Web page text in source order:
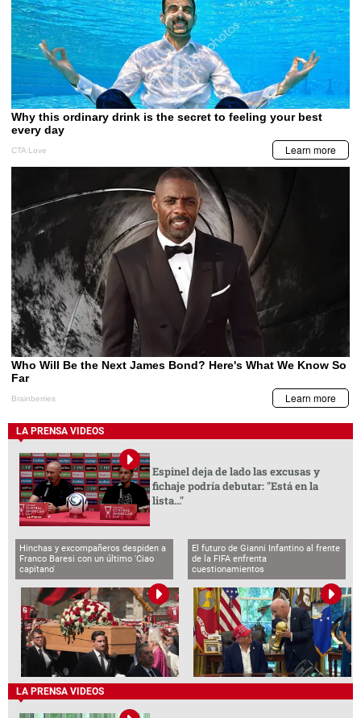
LA PRENSA VIDEOS
Espinel deja de lado las excusas y
fichaje podría debutar: "Está en la
lista..."
Hinchas y excompañeros despiden a
Franco Baresi con un último 'Ciao
capitano'
El futuro de Gianni Infantino al frente
de la FIFA enfrenta
cuestionamientos
LA PRENSA VIDEOS